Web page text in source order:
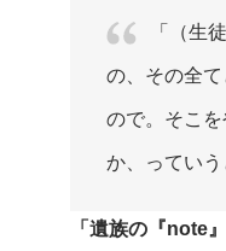
「（生
の、その全
ので。そこ
か、っていう
「遺族の『note